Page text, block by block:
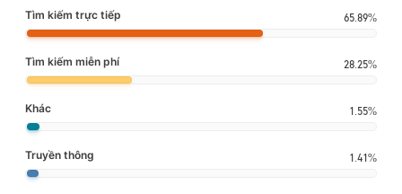
Tìm kiếm trực tiếp 65.89%
Tìm kiếm miễn phí 28.25%
Khác 1.55%
Truyền thông 1.41%